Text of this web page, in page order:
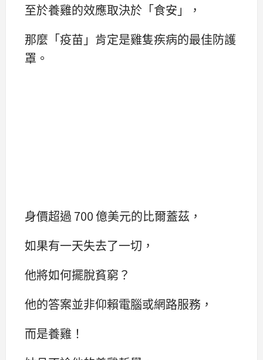
至於養雞的效應取決於「食安」，
那麼「疫苗」肯定是雞隻疾病的最佳防護
罩。
身價超過 700 億美元的比爾蓋茲，
如果有一天失去了一切，
他將如何擺脫貧窮？
他的答案並非仰賴電腦或網路服務，
而是養雞！